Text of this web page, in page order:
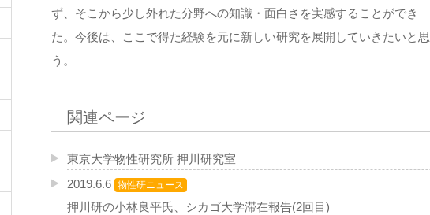
ず、そこから少し外れた分野への知識・面白さを実感することができ
た。今後は、ここで得た経験を元に新しい研究を展開していきたいと思
う。
関連ページ
東京大学物性研究所 押川研究室
2019.6.6 物性研ニュース
押川研の小林良平氏、シカゴ大学滞在報告(2回目)